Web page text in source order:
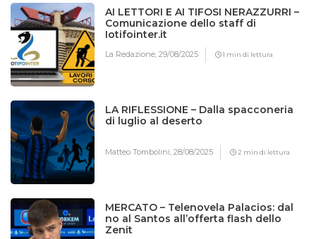
AI LETTORI E AI TIFOSI NERAZZURRI –
Comunicazione dello staff di
Iotifointer.it
La Redazione,29/08/2025 1 min di lettura
LA RIFLESSIONE – Dalla spacconeria
di luglio al deserto
Matteo Tombolini,28/08/2025 2 min di lettura
MERCATO – Telenovela Palacios: dal
no al Santos all’offerta flash dello
Zenit